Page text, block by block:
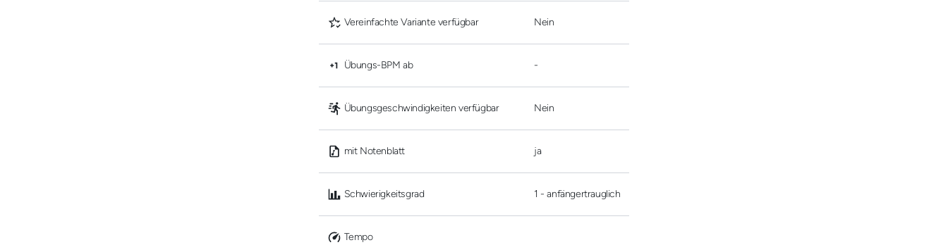
Vereinfachte Variante verfügbar Nein
Übungs-BPM ab -
Übungsgeschwindigkeiten verfügbar Nein
mit Notenblatt ja
Schwierigkeitsgrad 1 - anfängertrauglich
Tempo